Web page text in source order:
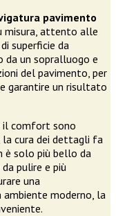
pavimento
misura, attento alle
superficie da
da un sopralluogo e
del pavimento, per
garantire un risultato
il comfort sono
la cura dei dettagli fa
è solo più bello da
pulire e più
una
ambiente moderno, la